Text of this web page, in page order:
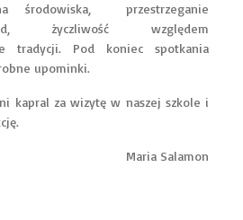
środowiska, przestrzeganie
życzliwość względem
tradycji. Pod koniec spotkania
upominki.
kapral za wizytę w naszej szkole i
Maria Salamon